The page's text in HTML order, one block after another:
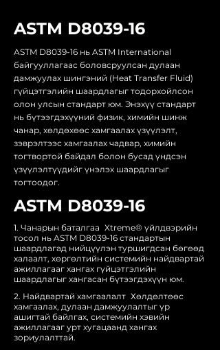
ASTM D8039-16
ASTM D8039-16 нь ASTM International
байгууллагаас боловсруулсан дулаан
дамжуулах шингэний (Heat Transfer Fluid)
гүйцэтгэлийн шаардлагыг тодорхойлсон
олон улсын стандарт юм. Энэхүү стандарт
нь бүтээгдэхүүний физик, химийн шинж
чанар, хөлдөхөөс хамгаалах үзүүлэлт,
зэврэлтээс хамгаалах чадвар, химийн
тогтвортой байдал болон бусад үндсэн
үзүүлэлтүүдийг үнэлэх шаардлагыг
тогтоодог.
ASTM D8039-16
1. Чанарын баталгаа Xtreme® үйлдвэрийн
тосол нь ASTM D8039-16 стандартын
шаардлагад нийцүүлэн туршигдсан бөгөөд
халаалт, хөргөлтийн системийн найдвартай
ажиллагааг хангах гүйцэтгэлийн
шаардлагыг хангасан бүтээгдэхүүн юм.
2. Найдвартай хамгаалалт Хөлдөлтөөс
хамгаалах, дулаан дамжуулалтыг үр
ашигтай байлгах, системийн хэвийн
ажиллагааг урт хугацаанд хангах
зориулалттай.